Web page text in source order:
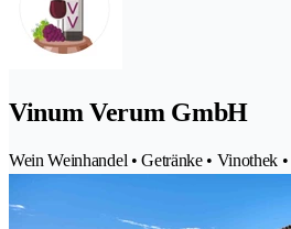
Vinum Verum GmbH
Wein Weinhandel • Getränke • Vinothek